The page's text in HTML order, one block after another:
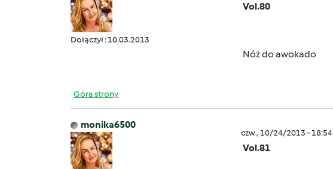
Dołączył : 10.03.2013
Vol.80
Nóż do awokado
Góra strony
monika6500
czw., 10/24/2013 - 18:54
Vol.81